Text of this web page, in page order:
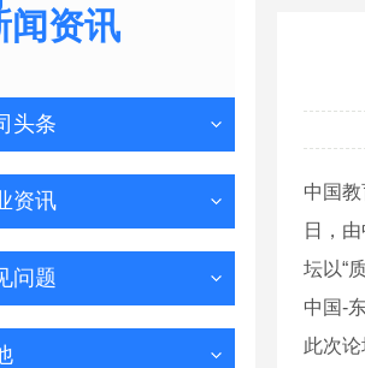
闻资讯
头条
资讯
问题
中国
日，
坛以“
中国-
此次论